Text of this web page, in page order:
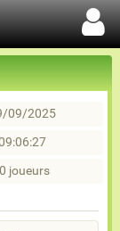
09/2025
joueurs